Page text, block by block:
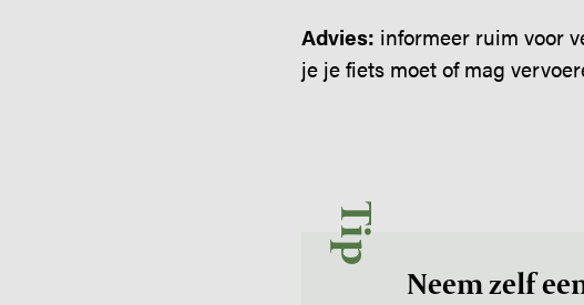
Advies: informeer ruim voor
je je fiets moet of mag
Tip
Neem zelf